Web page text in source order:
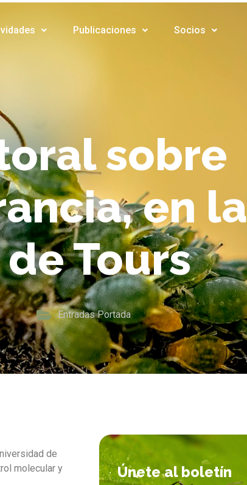
Publicaciones Socios
sobre
en la
Tours
Entradas Portada
de
molecular y
Únete al boletín